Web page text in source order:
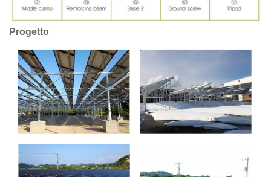
Progetto